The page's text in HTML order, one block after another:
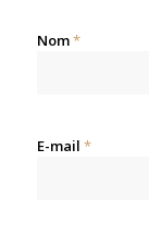
Nom*
E-mail *